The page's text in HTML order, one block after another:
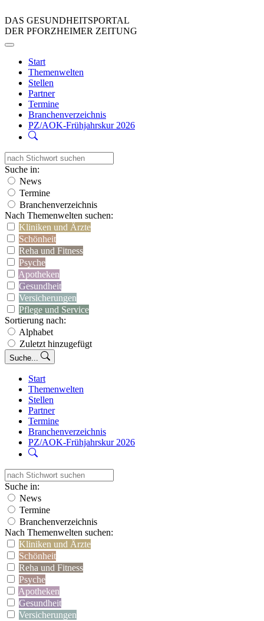
DAS GESUNDHEITSPORTAL
DER PFORZHEIMER ZEITUNG
Start
Themenwelten
Stellen
Partner
Termine
Branchenverzeichnis
PZ/AOK-Frühjahrskur 2026
Suche in:
News
Termine
Branchenverzeichnis
Nach Themenwelten suchen:
Kliniken und Ärzte
Schönheit
Reha und Fitness
Psyche
Apotheken
Gesundheit
Versicherungen
Pflege und Service
Sortierung nach:
Alphabet
Zuletzt hinzugefügt
Suche...
Start
Themenwelten
Stellen
Partner
Termine
Branchenverzeichnis
PZ/AOK-Frühjahrskur 2026
Suche in:
News
Termine
Branchenverzeichnis
Nach Themenwelten suchen:
Kliniken und Ärzte
Schönheit
Reha und Fitness
Psyche
Apotheken
Gesundheit
Versicherungen